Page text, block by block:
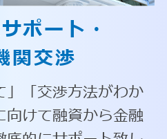
ポート・
関交渉
」「交渉方法がわか
向けて融資から金融